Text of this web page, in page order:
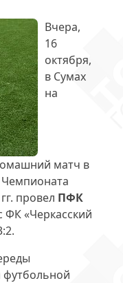
Вчера,
16
октября,
в Сумах
на
матч в
Чемпионата
провел ПФК
ФК «Черкасский
футбольной